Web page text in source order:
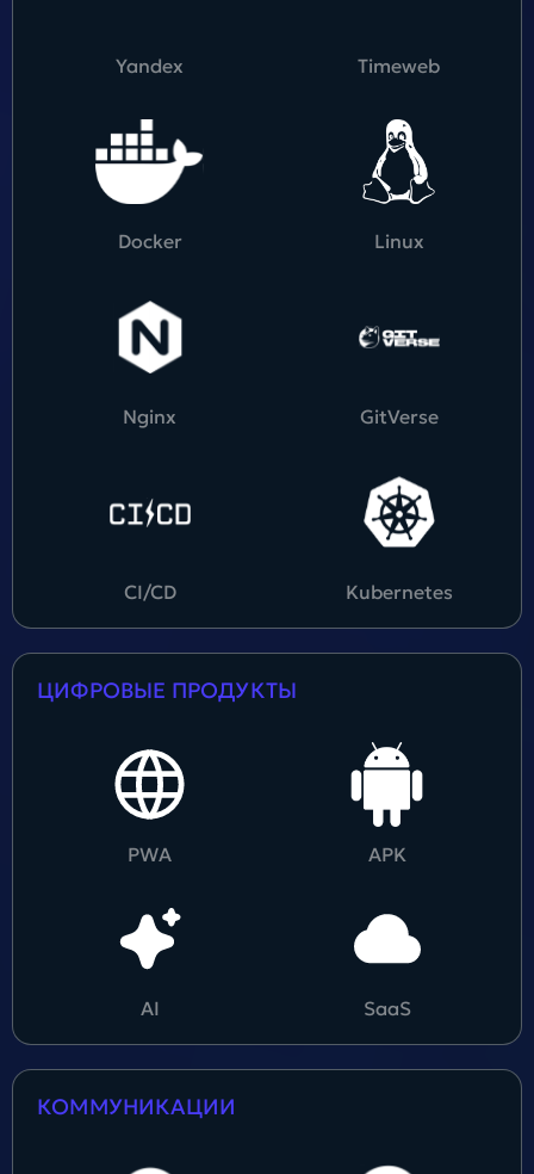
Yandex Timeweb
Docker Linux
Nginx GitVerse
CI/CD Kubernetes
ЦИФРОВЫЕ ПРОДУКТЫ
PWA APK
AI SaaS
КОММУНИКАЦИИ